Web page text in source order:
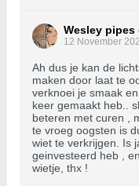
Wesley pipes
12 November
Ah dus je kan de
maken door laat te
verknoei je smaak
keer gemaakt heb..
beteren met curen ,
te vroeg oogsten is
wiet te verkrijgen. Is
geinvesteerd heb ,
wietje, thx !